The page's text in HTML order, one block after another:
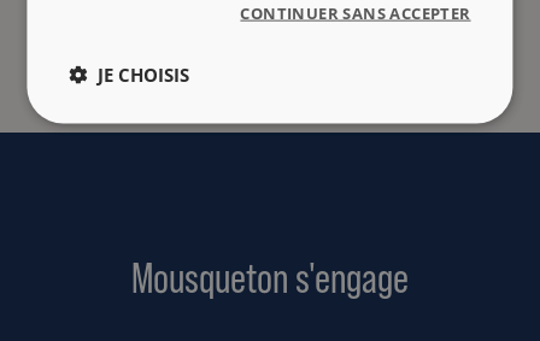
Mousqueton s'engage
CONTINUER SANS ACCEPTER
JE CHOISIS